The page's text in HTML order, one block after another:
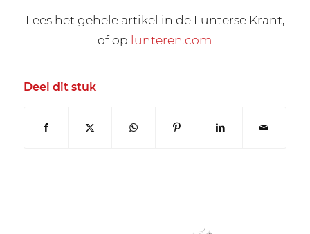
Lees het gehele artikel in de Lunterse Krant,
of op lunteren.com
Deel dit stuk